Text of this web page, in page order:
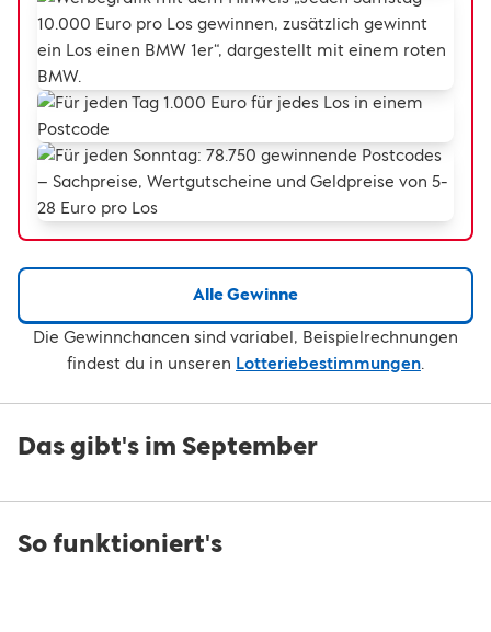
Alle Gewinne
Die Gewinnchancen sind variabel, Beispielrechnungen
findest du in unseren Lotteriebestimmungen.
Das gibt's im September
So funktioniert's